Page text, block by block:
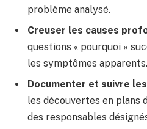
problème analysé.
Creuser les causes
questions « pourquoi »
les symptômes apparents.
Documenter et suivre
les découvertes en plans
des responsables